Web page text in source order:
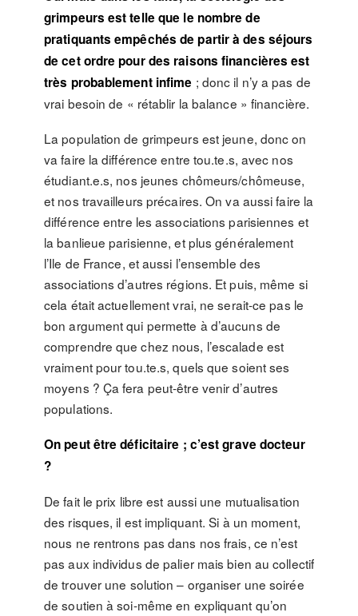
grimpeurs est telle que le nombre de
pratiquants empêchés de partir à des séjours
de cet ordre pour des raisons financières est
très probablement infime ; donc il n’y a pas de
vrai besoin de « rétablir la balance » financière.
La population de grimpeurs est jeune, donc on
va faire la différence entre tou.te.s, avec nos
étudiant.e.s, nos jeunes chômeurs/chômeuse,
et nos travailleurs précaires. On va aussi faire la
différence entre les associations parisiennes et
la banlieue parisienne, et plus généralement
l’Ile de France, et aussi l’ensemble des
associations d’autres régions. Et puis, même si
cela était actuellement vrai, ne serait-ce pas le
bon argument qui permette à d’aucuns de
comprendre que chez nous, l’escalade est
vraiment pour tou.te.s, quels que soient ses
moyens ? Ça fera peut-être venir d’autres
populations.
On peut être déficitaire ; c’est grave docteur
?
De fait le prix libre est aussi une mutualisation
des risques, il est impliquant. Si à un moment,
nous ne rentrons pas dans nos frais, ce n’est
pas aux individus de palier mais bien au collectif
de trouver une solution – organiser une soirée
de soutien à soi-même en expliquant qu’on